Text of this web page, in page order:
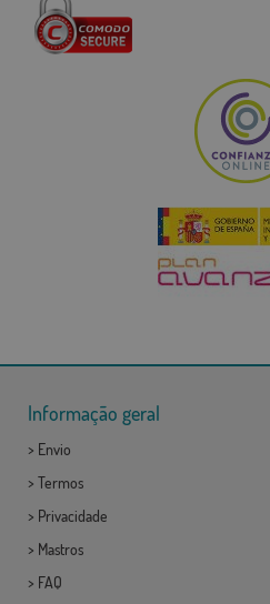
Informação geral
> Envio
> Termos
> Privacidade
> Mastros
> FAQ